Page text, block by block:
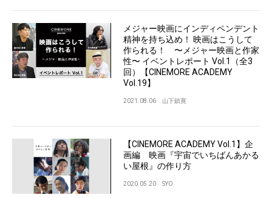
メジャー映画にインディペンデント
精神を持ち込め！ 映画はこうして
作られる！ 〜メジャー映画と作家
性〜 イベントレポート Vol.1（全3
回）【CINEMORE ACADEMY
Vol.19】
2021.08.06 山下鎮寛
【CINEMORE ACADEMY Vol.1】企
画編 映画『宇宙でいちばんあかる
い屋根』の作り方
2020.05.20 SYO